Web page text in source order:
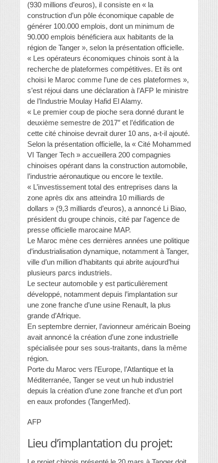
(930 millions d’euros), il consiste en « la
construction d’un pôle économique capable de
générer 100.000 emplois, dont un minimum de
90.000 emplois bénéficiera aux habitants de la
région de Tanger », selon la présentation officielle.
« Les opérateurs économiques chinois sont à la
recherche de plateformes compétitives. Et ils ont
choisi le Maroc comme l’une de ces plateformes »,
s’est réjoui dans une déclaration à l’AFP le ministre
de l’Industrie Moulay Hafid El Alamy.
« Le premier coup de pioche sera donné durant le
deuxième semestre de 2017″ et l’édification de
cette cité chinoise devrait durer 10 ans, a-t-il ajouté.
Selon la présentation officielle, la « Cité Mohammed
VI Tanger Tech » accueillera 200 compagnies
chinoises opérant dans la construction automobile,
l’industrie aéronautique ou encore le textile.
« L’investissement total des entreprises dans la
zone après dix ans atteindra 10 milliards de
dollars » (9,3 milliards d’euros), a annoncé Li Biao,
président du groupe chinois, cité par l’agence de
presse officielle marocaine MAP.
Le Maroc mène ces dernières années une politique
d’industrialisation dynamique, notamment à Tanger,
ville d’un million d’habitants qui abrite aujourd’hui
plusieurs parcs industriels.
Le secteur automobile y est particulièrement
développé, notamment depuis l’implantation sur
une zone franche d’une usine Renault, la plus
grande d’Afrique.
En septembre dernier, l’avionneur américain Boeing
avait annoncé la création d’une zone industrielle
spécialisée pour ses sous-traitants, dans la même
région.
Porte du Maroc vers l’Europe, l’Atlantique et la
Méditerranée, Tanger se veut un hub industriel
depuis la création d’une zone franche et d’un port
en eaux profondes (TangerMed).
AFP
Lieu d’implantation du projet: